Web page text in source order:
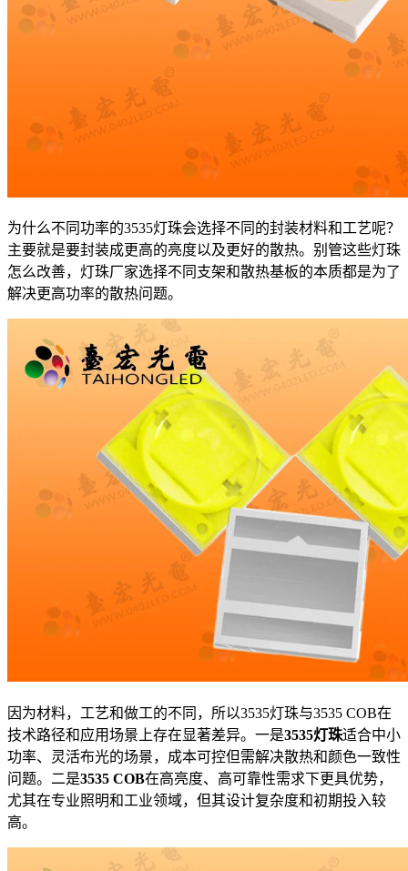
为什么不同功率的3535灯珠会选择不同的封装材料和工艺呢？
主要就是要封装成更高的亮度以及更好的散热。别管这些灯珠
怎么改善，灯珠厂家选择不同支架和散热基板的本质都是为了
解决更高功率的散热问题。
因为材料，工艺和做工的不同，所以3535灯珠与3535 COB在
技术路径和应用场景上存在显著差异。一是3535灯珠适合中小
功率、灵活布光的场景，成本可控但需解决散热和颜色一致性
问题。二是3535 COB在高亮度、高可靠性需求下更具优势，
尤其在专业照明和工业领域，但其设计复杂度和初期投入较
高。